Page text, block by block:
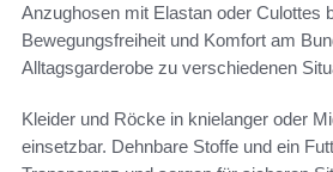
Anzughosen mit Elastan oder Culottes
Bewegungsfreiheit und Komfort am
Alltagsgarderobe zu verschiedenen
Kleider und Röcke in knielanger oder
einsetzbar. Dehnbare Stoffe und ein